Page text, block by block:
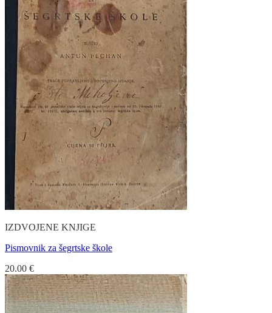
IZDVOJENE KNJIGE
Pismovnik za šegrtske škole
20.00 €